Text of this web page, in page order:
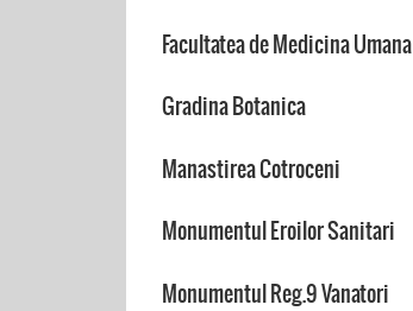
Facultatea de Medicina Umana
Gradina Botanica
Manastirea Cotroceni
Monumentul Eroilor Sanitari
Monumentul Reg.9 Vanatori